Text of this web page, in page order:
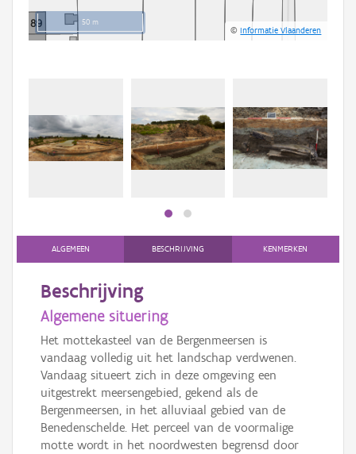
50 m
©Informatie Vlaanderen
ALGEMEEN BESCHRIJVING KENMERKEN
Beschrijving
Algemene situering
Het mottekasteel van de Bergenmeersen is
vandaag volledig uit het landschap verdwenen.
Vandaag situeert zich in deze omgeving een
uitgestrekt meersengebied, gekend als de
Bergenmeersen, in het alluviaal gebied van de
Benedenschelde. Het perceel van de voormalige
motte wordt in het noordwesten begrensd door